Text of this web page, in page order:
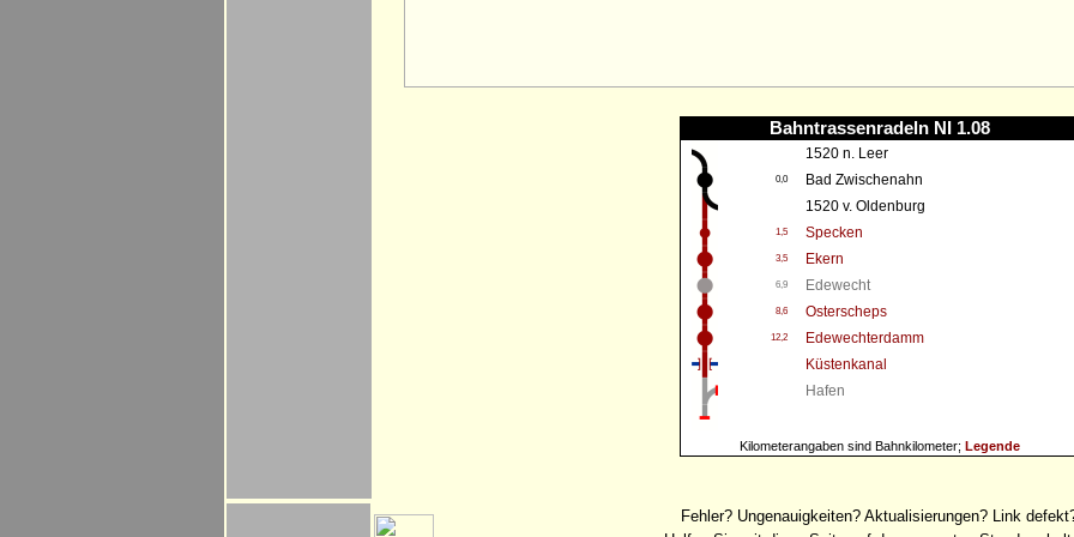
Bahntrassenradeln NI 1.08
1520 n. Leer
0,0
Bad Zwischenahn
1520 v. Oldenburg
1,5 Specken
3,5 Ekern
6,9 Edewecht
8,6 Osterscheps
12,2
Edewechterdamm
Küstenkanal
Hafen
Kilometerangaben sind Bahnkilometer; Legende
Fehler? Ungenauigkeiten? Aktualisierungen? Link